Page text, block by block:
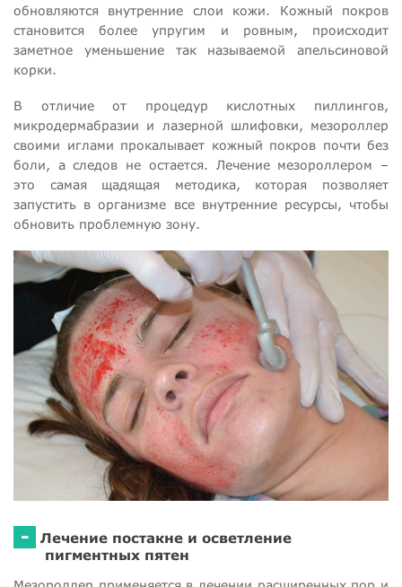
обновляются внутренние слои кожи. Кожный покров
становится более упругим и ровным, происходит
заметное уменьшение так называемой апельсиновой
корки.
В отличие от процедур кислотных пиллингов,
микродермабразии и лазерной шлифовки, мезороллер
своими иглами прокалывает кожный покров почти без
боли, а следов не остается. Лечение мезороллером –
это самая щадящая методика, которая позволяет
запустить в организме все внутренние ресурсы, чтобы
обновить проблемную зону.
-
Лечение постакне и осветление
пигментных пятен